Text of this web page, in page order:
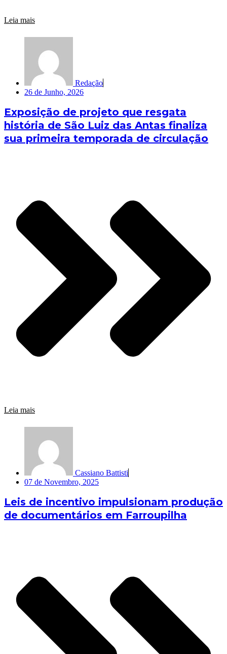
Leia mais
Redação
26 de Junho, 2026
Exposição de projeto que resgata
história de São Luiz das Antas finaliza
sua primeira temporada de circulação
Leia mais
Cassiano Battisti
07 de Novembro, 2025
Leis de incentivo impulsionam produção
de documentários em Farroupilha